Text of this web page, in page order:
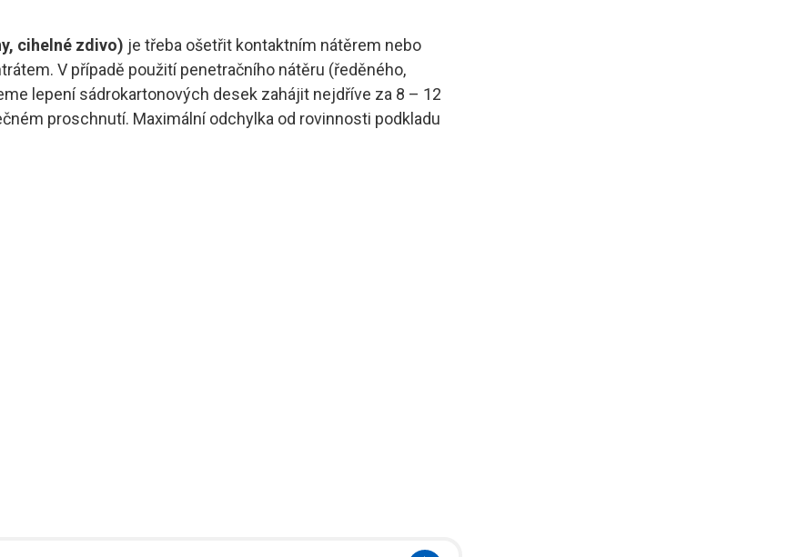
cihelné zdivo) je třeba ošetřit kontaktním nátěrem nebo
V případě použití penetračního nátěru (ředěného,
lepení sádrokartonových desek zahájit nejdříve za 8 – 12
proschnutí. Maximální odchylka od rovinnosti podkladu